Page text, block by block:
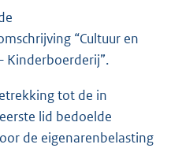
“Cultuur en
Kinderboerderij”.
tot de in
lid bedoelde
de eigenarenbelasting